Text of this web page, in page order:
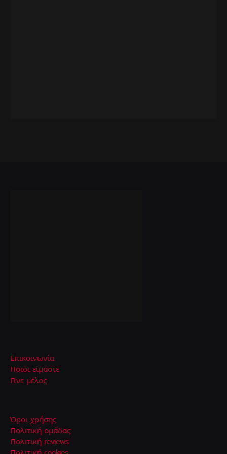
Επικοινωνία
Ποιοι είμαστε
Γίνε μέλος
Όροι χρήσης
Πολιτική ομάδας
Πολιτική reviews